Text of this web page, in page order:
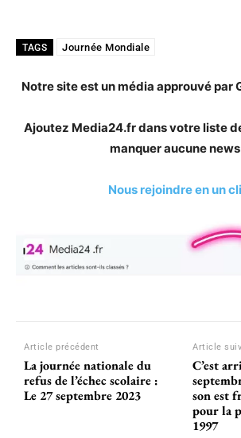
TAGS Journée Mondiale
Notre site est un média approuvé par
Ajoutez Media24.fr dans votre liste
manquer aucune
Nous rejoindre en un
Article précédent
La journée nationale du
refus de l’échec scolaire :
Le 27 septembre 2023
Article
C’est
son est
pour la
1997